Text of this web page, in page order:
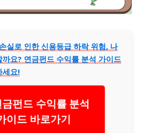
실로 인한 신용등급 하락 위험, 나
요? 연금펀드 수익률 분석 가이드
세요!
펀드 수익률 분석
이드 바로가기